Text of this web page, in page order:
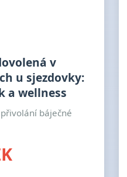
v
u sjezdovky:
a wellness
báječné